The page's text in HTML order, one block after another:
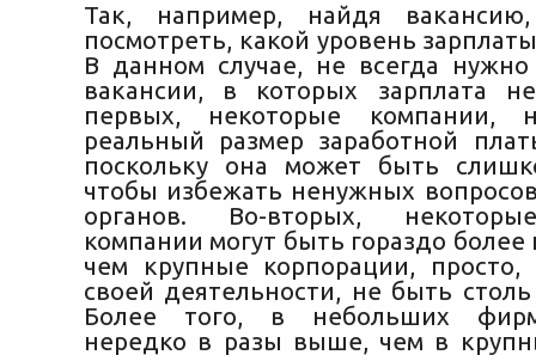
Так, например, найдя
посмотреть, какой уровень
В данном случае, не всегда нужно
вакансии, в которых зарплата
первых, некоторые компании,
реальный размер заработной
поскольку она может быть
чтобы избежать ненужных
органов. Во-вторых,
компании могут быть гораздо
чем крупные корпорации,
своей деятельности, не быть
Более того, в небольших
нередко в разы выше, чем в